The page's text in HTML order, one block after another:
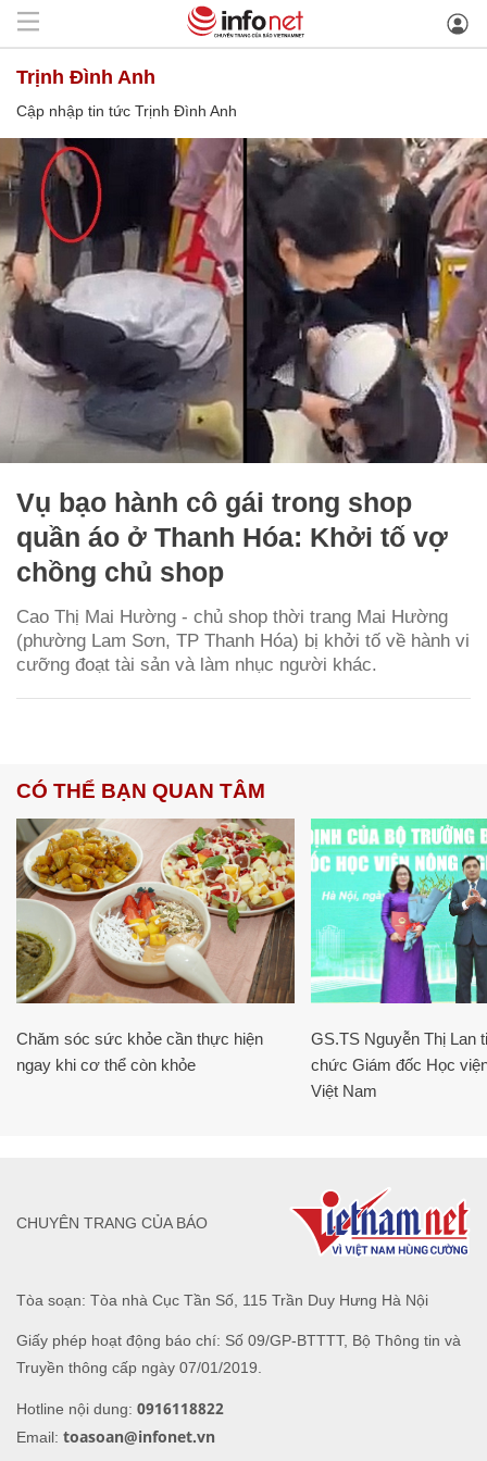
Trịnh Đình Anh
Cập nhập tin tức Trịnh Đình Anh
Vụ bạo hành cô gái trong shop
quần áo ở Thanh Hóa: Khởi tố vợ
chồng chủ shop
Cao Thị Mai Hường - chủ shop thời trang Mai Hường
(phường Lam Sơn, TP Thanh Hóa) bị khởi tố về hành vi
cưỡng đoạt tài sản và làm nhục người khác.
CÓ THỂ BẠN QUAN TÂM
Chăm sóc sức khỏe cần thực hiện
ngay khi cơ thể còn khỏe
GS.TS Nguyễn Thị Lan
chức Giám đốc Học
Việt Nam
Tòa soạn: Tòa nhà Cục Tần Số, 115 Trần Duy Hưng Hà Nội
Giấy phép hoạt động báo chí: Số 09/GP-BTTTT, Bộ Thông tin và
Truyền thông cấp ngày 07/01/2019.
Hotline nội dung: 0916118822
Email: toasoan@infonet.vn
CHUYÊN TRANG CỦA BÁO